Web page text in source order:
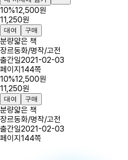
10%12,500원
11,250원
대여 구매
분량얇은 책
장르동화/명작/고전
출간일2021-02-03
페이지 144쪽
10%12,500원
11,250원
대여 구매
분량얇은 책
장르동화/명작/고전
출간일2021-02-03
페이지 144쪽